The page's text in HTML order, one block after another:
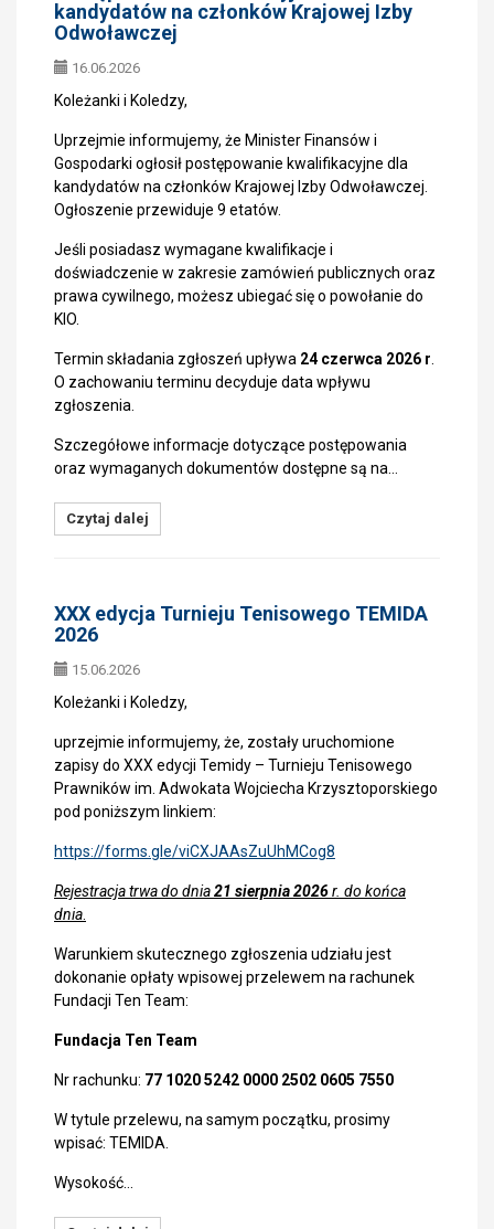
kandydatów na członków Krajowej Izby
Odwoławczej
16.06.2026
Koleżanki i Koledzy,
Uprzejmie informujemy, że Minister Finansów i
Gospodarki ogłosił postępowanie kwalifikacyjne dla
kandydatów na członków Krajowej Izby Odwoławczej.
Ogłoszenie przewiduje 9 etatów.
Jeśli posiadasz wymagane kwalifikacje i
doświadczenie w zakresie zamówień publicznych oraz
prawa cywilnego, możesz ubiegać się o powołanie do
KIO.
Termin składania zgłoszeń upływa 24 czerwca 2026 r
O zachowaniu terminu decyduje data wpływu
zgłoszenia.
Szczegółowe informacje dotyczące postępowania
oraz wymaganych dokumentów dostępne są na…
Czytaj dalej
XXX edycja Turnieju Tenisowego TEMIDA
2026
15.06.2026
Koleżanki i Koledzy,
uprzejmie informujemy, że, zostały uruchomione
zapisy do XXX edycji Temidy – Turnieju Tenisowego
Prawników im. Adwokata Wojciecha Krzysztoporskiego
pod poniższym linkiem:
https://forms.gle/viCXJAAsZuUhMCog8
Rejestracja trwa do dnia21 sierpnia 2026r. do końca
dnia
Warunkiem skutecznego zgłoszenia udziału jest
dokonanie opłaty wpisowej przelewem na rachunek
Fundacji Ten Team:
Fundacja Ten Team
Nr rachunku: 77 1020 5242 0000 2502 0605 7550
W tytule przelewu, na samym początku, prosimy
wpisać: TEMIDA.
Wysokość…